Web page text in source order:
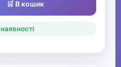
🛒 В кошик